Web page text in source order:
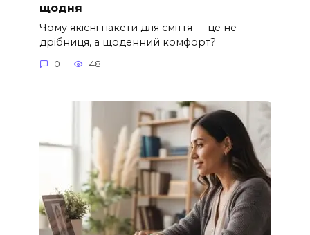
щодня
Чому якісні пакети для сміття — це не
дрібниця, а щоденний комфорт?
0 48